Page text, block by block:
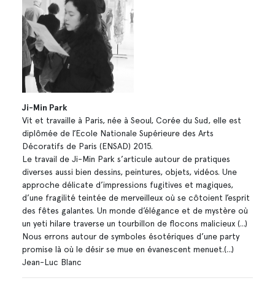
Ji-Min Park
Vit et travaille à Paris, née à Seoul, Corée du Sud, elle est
diplômée de l’Ecole Nationale Supérieure des Arts
Décoratifs de Paris (ENSAD) 2015.
Le travail de Ji-Min Park s’articule autour de pratiques
diverses aussi bien dessins, peintures, objets, vidéos. Une
approche délicate d’impressions fugitives et magiques,
d’une fragilité teintée de merveilleux où se côtoient l’esprit
des fêtes galantes. Un monde d’élégance et de mystère où
un yeti hilare traverse un tourbillon de flocons malicieux (...)
Nous errons autour de symboles ésotériques d’une party
promise là où le désir se mue en évanescent menuet.(...)
Jean-Luc Blanc